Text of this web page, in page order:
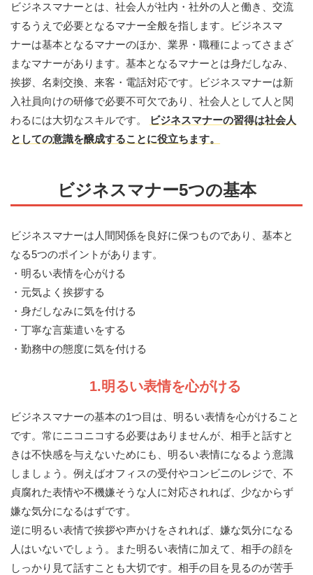
ビジネスマナーとは、社会人が社内・社外の人と働き、交流
するうえで必要となるマナー全般を指します。ビジネスマ
ナーは基本となるマナーのほか、業界・職種によってさまざ
まなマナーがあります。基本となるマナーとは身だしなみ、
挨拶、名刺交換、来客・電話対応です。ビジネスマナーは新
入社員向けの研修で必要不可欠であり、社会人として人と関
わるには大切なスキルです。
ビジネスマナーの習得は社会人
としての意識を醸成することに役立ちます。
ビジネスマナー5つの基本
ビジネスマナーは人間関係を良好に保つものであり、基本と
なる5つのポイントがあります。
・明るい表情を心がける
・元気よく挨拶する
・身だしなみに気を付ける
・丁寧な言葉遣いをする
・勤務中の態度に気を付ける
1.明るい表情を心がける
ビジネスマナーの基本の1つ目は、明るい表情を心がけること
です。常にニコニコする必要はありませんが、相手と話すと
きは不快感を与えないためにも、明るい表情になるよう意識
しましょう。例えばオフィスの受付やコンビニのレジで、不
貞腐れた表情や不機嫌そうな人に対応されれば、少なからず
嫌な気分になるはずです。
逆に明るい表情で挨拶や声かけをされれば、嫌な気分になる
人はいないでしょう。また明るい表情に加えて、相手の顔を
しっかり見て話すことも大切です。相手の目を見るのが苦手